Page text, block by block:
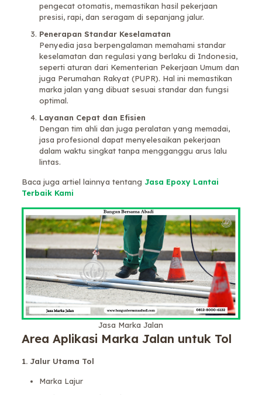
pengecat otomatis, memastikan hasil pekerjaan
presisi, rapi, dan seragam di sepanjang jalur.
Penerapan Standar Keselamatan
Penyedia jasa berpengalaman memahami standar
keselamatan dan regulasi yang berlaku di Indonesia,
seperti aturan dari Kementerian Pekerjaan Umum dan
juga Perumahan Rakyat (PUPR). Hal ini memastikan
marka jalan yang dibuat sesuai standar dan fungsi
optimal.
Layanan Cepat dan Efisien
Dengan tim ahli dan juga peralatan yang memadai,
jasa profesional dapat menyelesaikan pekerjaan
dalam waktu singkat tanpa mengganggu arus lalu
lintas.
Baca juga artiel lainnya tentang Jasa Epoxy Lantai
Terbaik Kami
Jasa Marka Jalan
Area Aplikasi Marka Jalan untuk Tol
1. Jalur Utama Tol
Marka Lajur